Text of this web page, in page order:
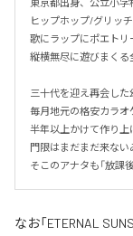
ヒップホップ/グリッ
歌にラップにポエト
縦横無尽に遊びまくる
三十代を迎え再会した
毎月地元の格安カラ
半年以上かけて作り上
門限はまだまだ来ない
そこのアナタも「放課
なお「ETERNAL